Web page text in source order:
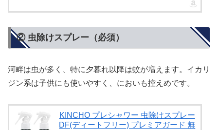
② 虫除けスプレー（必須）
河畔は虫が多く、特に夕暮れ以降は蚊が増えます。イカリ
ジン系は子供にも使いやすく、においも控えめです。
KINCHO プレシャワー 虫除けスプレー
DF(ディートフリー) プレミアガード 無